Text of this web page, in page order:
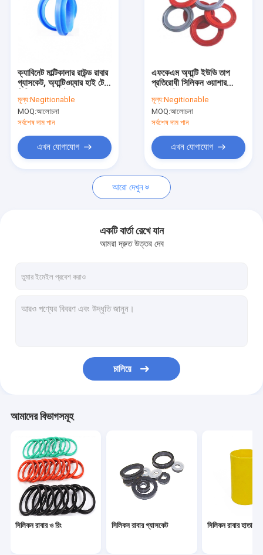
আমাদের সম্পর্কে
যোগাযোগ করুন
মামলা
ফিটনেস বডি বিল্ডিং
মেডিকেল সিলিকন রাবার
নমনীয় সিলিকন টিউবিং
সিলিকন রাবার কর্ড
নিওপ্রিন ও রিং
ক্যাবিনেট মাল্টিকালার রাউন্ড রাবার
গ্যাসকেট, অ্যান্টিওয়্যার হাই টেম্প
মূল্য:Negitionable
MOQ:আলোচনা
সর্বশেষ দাম পান
এখন যোগাযোগ
এফকেএম অ্যান্টি ইউভি তাপ
প্রতিরোধী সিলিকন ওয়াশার
মূল্য:Negitionable
MOQ:আলোচনা
সর্বশেষ দাম পান
এখন যোগাযোগ
আরো দেখুন
একটি বার্তা রেখে যান
আমরা দ্রুত উত্তর দেব
চালিয়ে
আমাদের বিভাগসমূহ
সিলিকন রাবার ও রিং সিলিকন রাবার গ্যাসকেট সিলিকন রাবার হাতা